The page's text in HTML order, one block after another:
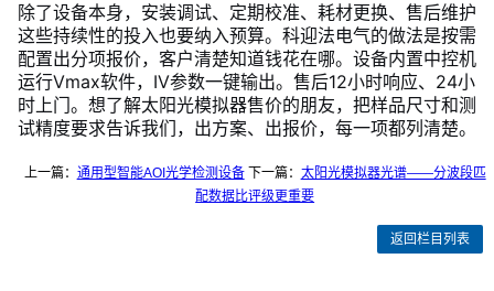
除了设备本身，安装调试、定期校准、耗材更换、售后维护
这些持续性的投入也要纳入预算。科迎法电气的做法是按需
配置出分项报价，客户清楚知道钱花在哪。设备内置中控机
运行Vmax软件，IV参数一键输出。售后12小时响应、24小
时上门。想了解太阳光模拟器售价的朋友，把样品尺寸和测
试精度要求告诉我们，出方案、出报价，每一项都列清楚。
上一篇： 通用型智能AOI光学检测设备下一篇： 太阳光模拟器光谱——分波段匹
配数据比评级更重要
返回栏目列表